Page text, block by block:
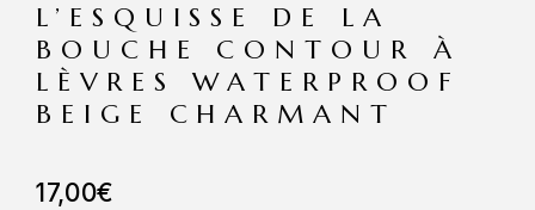
L’ESQUISSE DE LA
BOUCHE CONTOUR À
LÈVRES WATERPROOF
BEIGE CHARMANT
17,00€